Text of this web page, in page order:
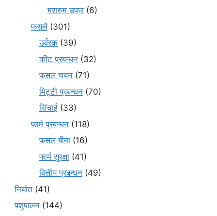
मशरुम उपज (6)
फसलें(301)
उर्वरक (39)
कीट प्रबन्धन (32)
फसल चयन (71)
मि‌ट्टी प्रबन्धन (70)
सिंचाई (33)
फार्म प्रबन्धन (118)
फसल बीमा (16)
फार्म सुरक्षा (41)
वित्तीय प्रबन्धन (49)
निर्यात (41)
पशुपालन (144)